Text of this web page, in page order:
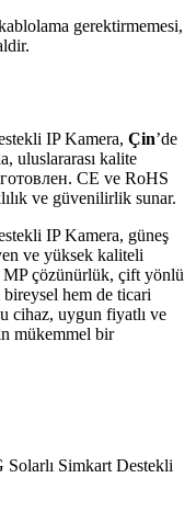
gerektirmemesi,
IP Kamera, Çin’de
uluslararası kalite
CE ve RoHS
ve güvenilirlik sunar.
IP Kamera, güneş
ve yüksek kaliteli
çözünürlük, çift yönlü
hem de ticari
cihaz, uygun fiyatlı ve
mükemmel bir
Simkart Destekli